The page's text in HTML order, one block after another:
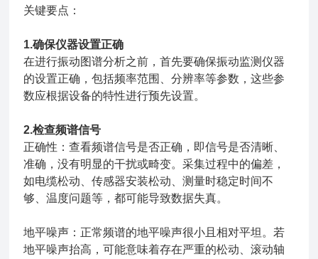
关键要点：
1.确保仪器设置正确
在进行振动图谱分析之前，首先要确保振动监测仪器
的设置正确，包括频率范围、分辨率等参数，这些参
数应根据设备的特性进行预先设置。
2.检查频谱信号
正确性‌：查看频谱信号是否正确，即信号是否清晰、
准确，没有明显的干扰或畸变。采集过程中的偏差，
如电缆松动、传感器安装松动、测量时稳定时间不
够、温度问题等，都可能导致数据失真。
地平噪声‌：正常频谱的地平噪声很小且相对平坦。若
地平噪声抬高，可能意味着存在严重的松动、滚动轴